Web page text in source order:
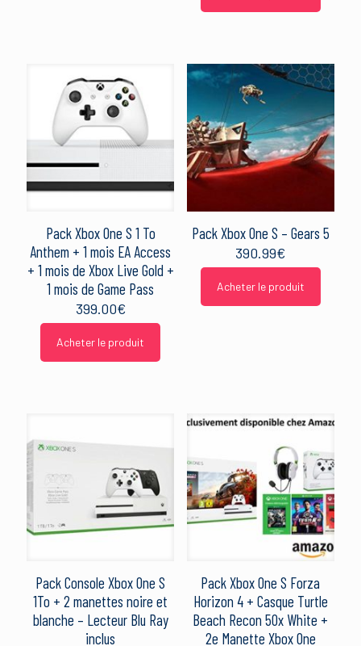
Pack Xbox One S 1 To
Anthem + 1 mois EA Access
+ 1 mois de Xbox Live Gold +
1 mois de Game Pass
399.00€
Acheter le produit
Pack Xbox One S – Gears 5
390.99€
Acheter le produit
Pack Console Xbox One S
1To + 2 manettes noire et
blanche – Lecteur Blu Ray
inclus
Pack Xbox One S Forza
Horizon 4 + Casque Turtle
Beach Recon 50x White +
2e Manette Xbox One